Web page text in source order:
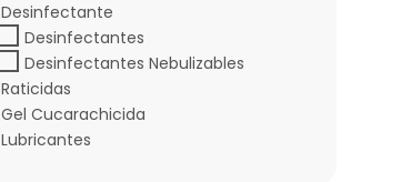
Desinfectante
Desinfectantes
Desinfectantes Nebulizables
Raticidas
Gel Cucarachicida
Lubricantes